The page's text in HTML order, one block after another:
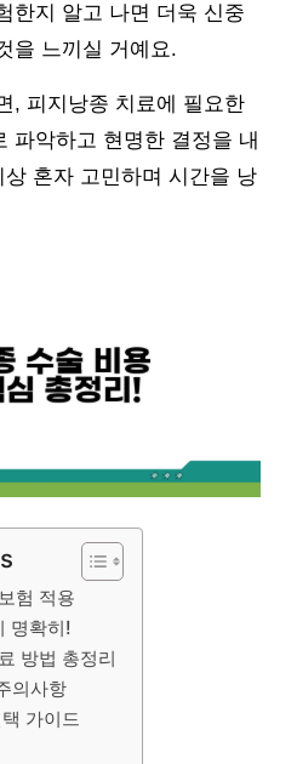
한지 알고 나면 더욱 신중
을 느끼실 거예요.
, 피지낭종 치료에 필요한
파악하고 현명한 결정을 내
혼자 고민하며 시간을 낭
험 적용
명확히!
방법 총정리
의사항
가이드